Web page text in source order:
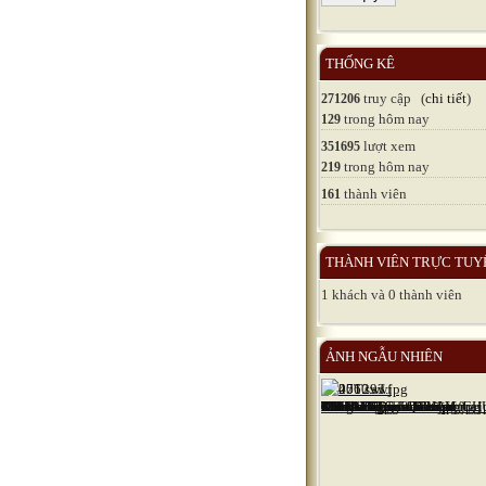
THỐNG KÊ
271206 truy cập (chi tiết)
129 trong hôm nay
351695 lượt xem
219 trong hôm nay
161 thành viên
THÀNH VIÊN TRỰC
1 khách và 0 thành viên
ẢNH NGẪU NHIÊN